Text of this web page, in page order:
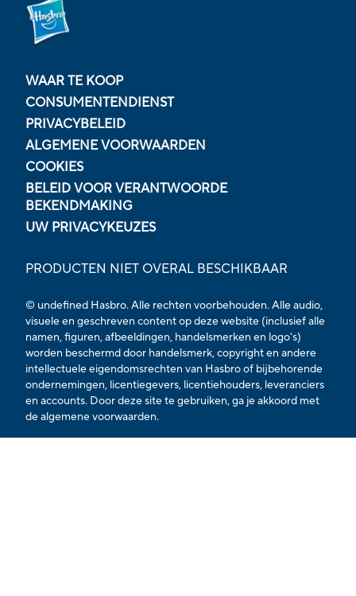
WAAR TE KOOP
CONSUMENTENDIENST
PRIVACYBELEID
ALGEMENE VOORWAARDEN
COOKIES
BELEID VOOR VERANTWOORDE
BEKENDMAKING
UW PRIVACYKEUZES
PRODUCTEN NIET OVERAL BESCHIKBAAR
© undefined Hasbro. Alle rechten voorbehouden. Alle audio,
visuele en geschreven content op deze website (inclusief alle
namen, figuren, afbeeldingen, handelsmerken en logo's)
worden beschermd door handelsmerk, copyright en andere
intellectuele eigendomsrechten van Hasbro of bijbehorende
ondernemingen, licentiegevers, licentiehouders, leveranciers
en accounts. Door deze site te gebruiken, ga je akkoord met
de algemene voorwaarden.